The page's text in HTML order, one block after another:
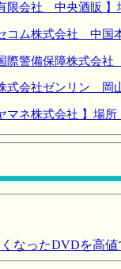
限会社 中央酒販 】
コム株式会社 中国
際警備保障株式会
式会社ゼンリン 岡
マネ株式会社 】場
くなったDVDを高